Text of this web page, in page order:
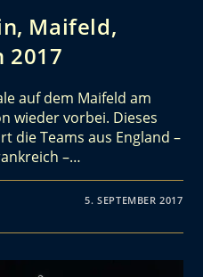
Maifeld,
2017
auf dem Maifeld am
wieder vorbei. Dieses
die Teams aus England –
–…
5. SEPTEMBER 2017